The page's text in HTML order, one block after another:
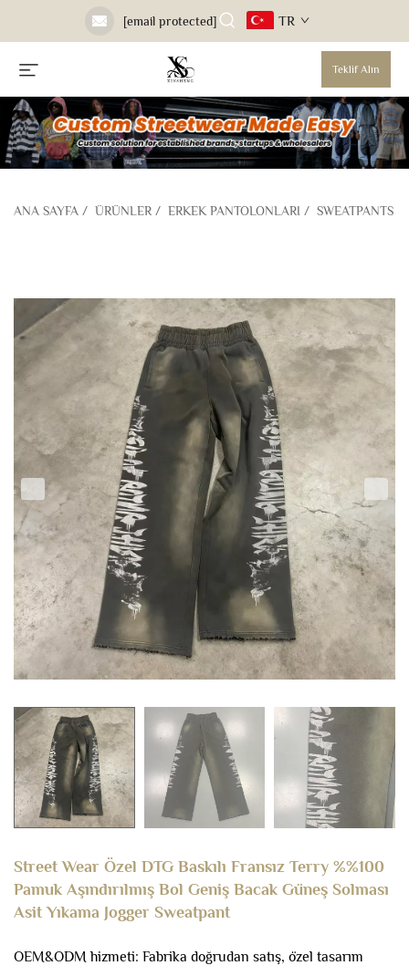
[email protected] TR
Teklif Alın
ANA SAYFA / ÜRÜNLER/ ERKEK PANTOLONLARI / SWEATPANTS
Street Wear Özel DTG Baskılı Fransız Terry %%100
Pamuk Aşındırılmış Bol Geniş Bacak Güneş Solması
Asit Yıkama Jogger Sweatpant
OEM&ODM hizmeti: Fabrika doğrudan satış, özel tasarım